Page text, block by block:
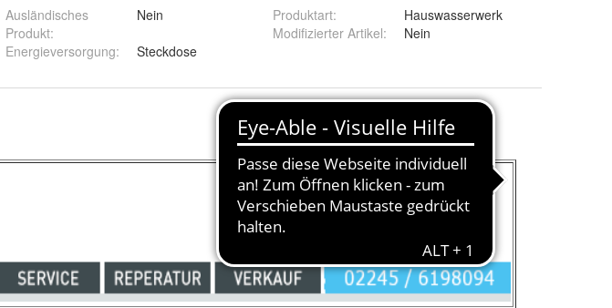
Ausländisches
Produkt:
Nein
Energieversorgung: Steckdose
Produktart:
Hauswasserwerk
Modifizierter Artikel: Nein